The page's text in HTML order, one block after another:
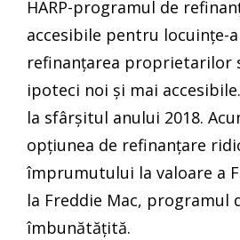
HARP-programul de
accesibile pentru locuințe-
refinanțarea proprietarilor
ipoteci noi și mai
la sfârșitul anului 2018.
opțiunea de refinanțare
împrumutului la valoare a
la Freddie Mac, programul
îmbunătățită.